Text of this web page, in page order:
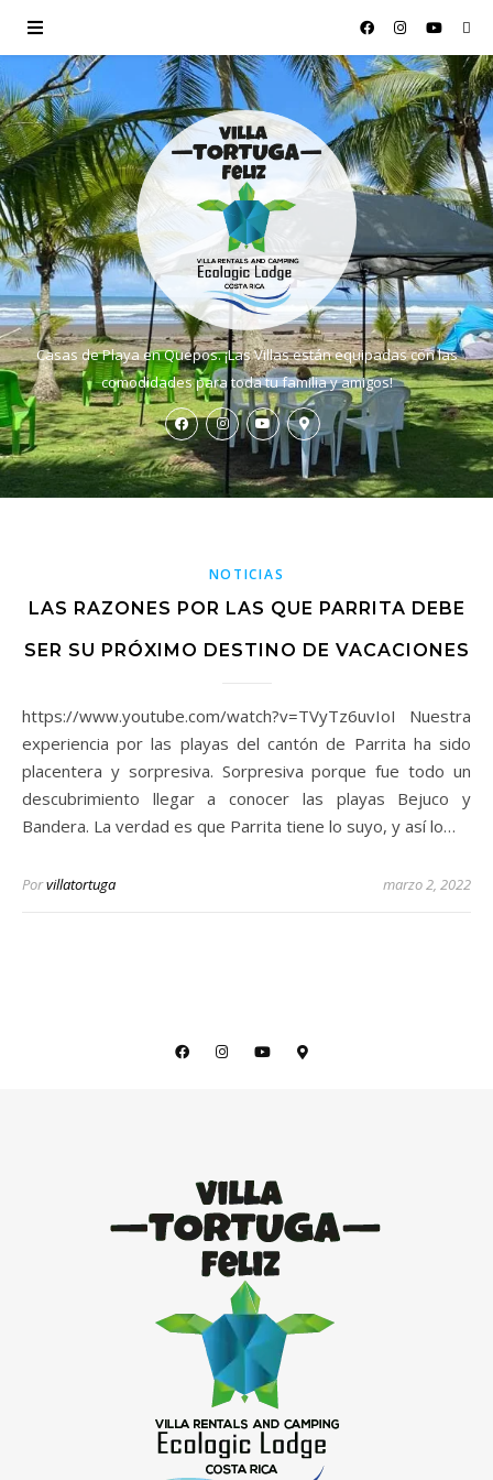
Casas de Playa en Quepos. ¡Las Villas están equipadas con las
comodidades para toda tu familia y amigos!
NOTICIAS
LAS RAZONES POR LAS QUE PARRITA DEBE
SER SU PRÓXIMO DESTINO DE VACACIONES
https://www.youtube.com/watch?v=TVyTz6uvIoI Nuestra
experiencia por las playas del cantón de Parrita ha sido
placentera y sorpresiva. Sorpresiva porque fue todo un
descubrimiento llegar a conocer las playas Bejuco y
Bandera. La verdad es que Parrita tiene lo suyo, y así lo…
Porvillatortuga marzo 2, 2022